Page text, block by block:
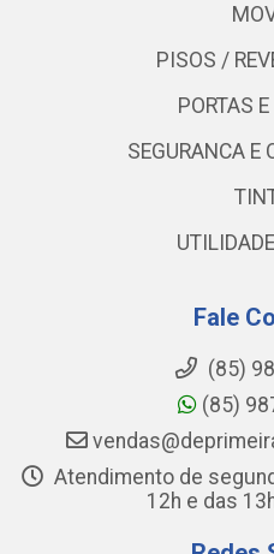
PISOS /
PORTAS
SEGURANCA E
Fale
(85)
(85)
Atendimento de
12h e das